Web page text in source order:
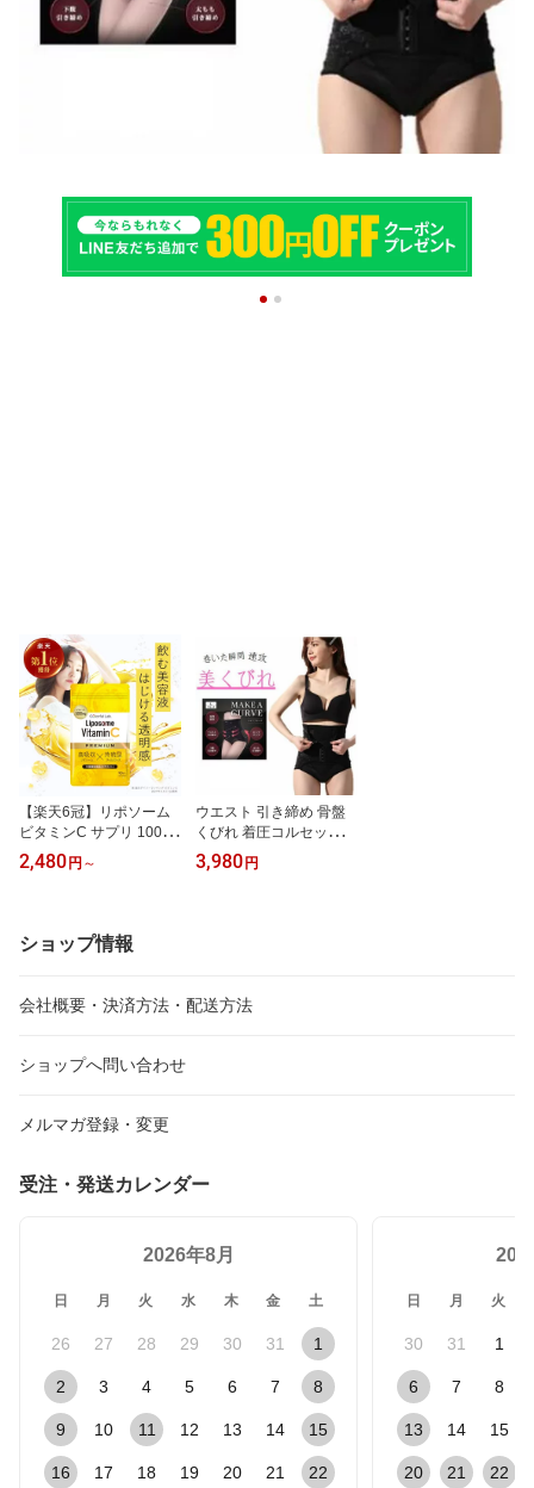
【楽天6冠】リポソーム
ビタミンC サプリ 1000
mg 持続型 タイムリリー
ス カプセル ビタミンC誘
ミンC 1ヶ月分 Liposome
Vitamin C PREMIUM
2,480 円 ～
ウエスト 引き締め 骨盤
くびれ 着圧コルセット
ヒップアップ ウエストニ
ッパー 産後ケア 腰痛 着
補正 メイクアカーヴ MA
KEACURVE
3,980 円
ショップ情報
会社概要・決済方法・配送方法
ショップへ問い合わせ
メルマガ登録・変更
受注・発送カレンダー
2026年8月
日 月 火 水 木 金 土
26 27 28 29 30 31 1
2 3 4 5 6 7 8
9 10 11 12 13 14 15
16 17 18 19 20 21 22
日 月 火
30 31 1
6 7 8
13 14 15
20 21 22